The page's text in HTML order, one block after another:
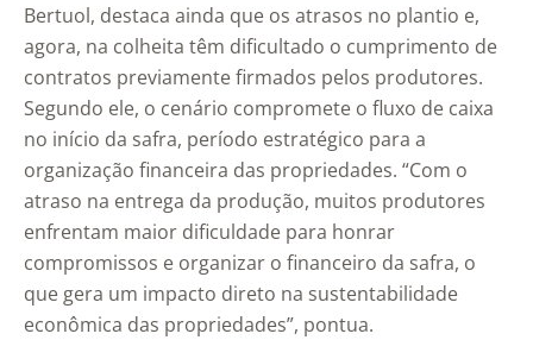
Bertuol, destaca ainda que os atrasos no plantio e,
agora, na colheita têm dificultado o cumprimento de
contratos previamente firmados pelos produtores.
Segundo ele, o cenário compromete o fluxo de caixa
no início da safra, período estratégico para a
organização financeira das propriedades. “Com o
atraso na entrega da produção, muitos produtores
enfrentam maior dificuldade para honrar
compromissos e organizar o financeiro da safra, o
que gera um impacto direto na sustentabilidade
econômica das propriedades”, pontua.